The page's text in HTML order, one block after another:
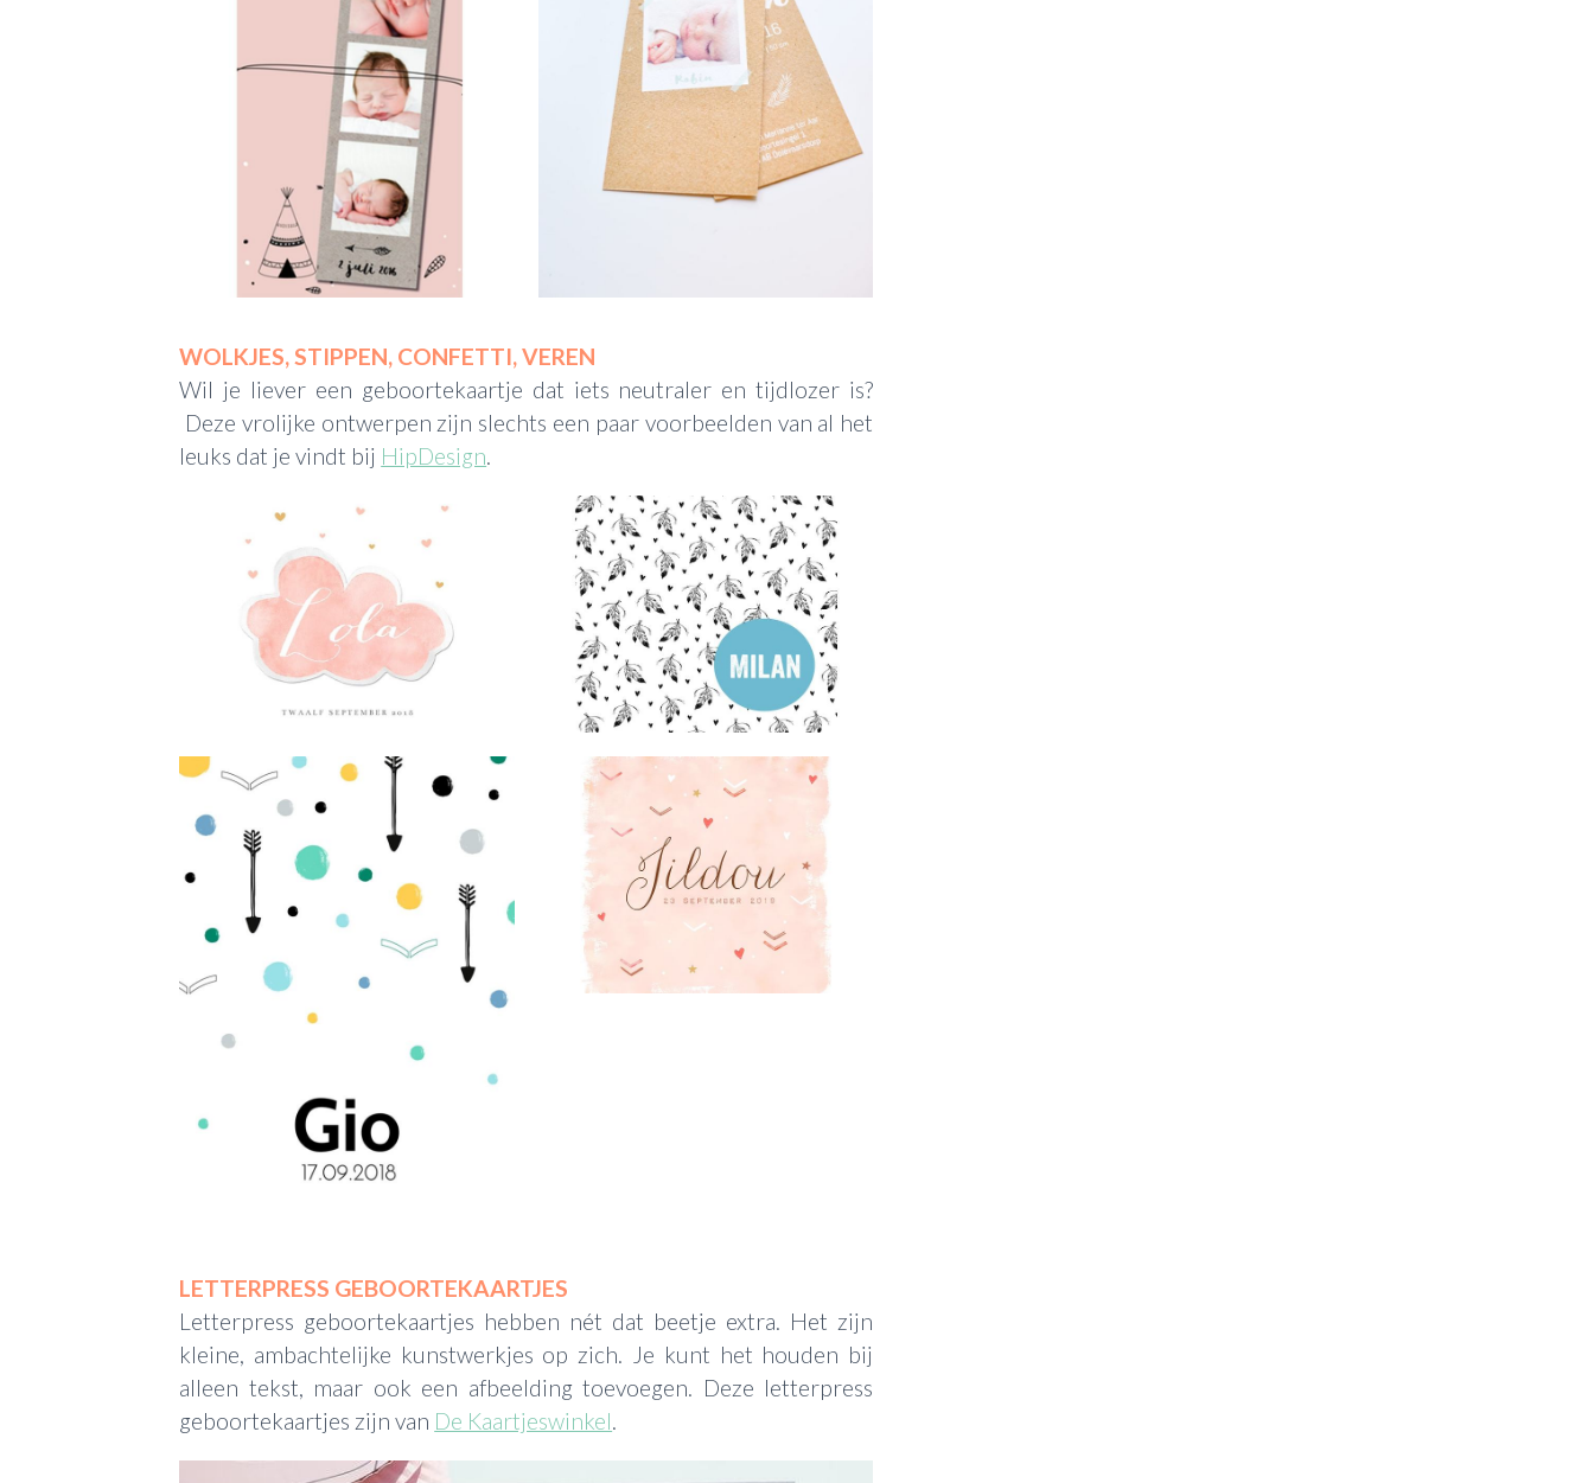
WOLKJES, STIPPEN, CONFETTI, VEREN
Wil je liever een geboortekaartje dat iets neutraler en tijdlozer is?
Deze vrolijke ontwerpen zijn slechts een paar voorbeelden van al het
leuks dat je vindt bij HipDesign.
LETTERPRESS GEBOORTEKAARTJES
Letterpress geboortekaartjes hebben nét dat beetje extra. Het zijn
kleine, ambachtelijke kunstwerkjes op zich. Je kunt het houden bij
alleen tekst, maar ook een afbeelding toevoegen. Deze letterpress
geboortekaartjes zijn van De Kaartjeswinkel.